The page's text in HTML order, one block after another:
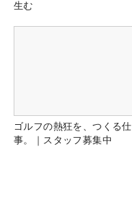
生む
ゴルフの熱狂を、つくる仕
事。｜スタッフ募集中